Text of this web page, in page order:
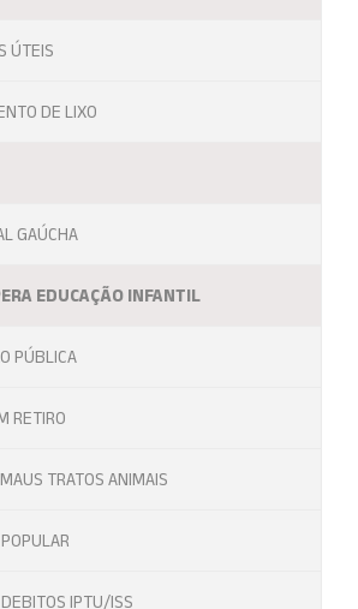
ÚTEIS
DE LIXO
GAÚCHA
EDUCAÇÃO INFANTIL
PÚBLICA
RETIRO
TRATOS ANIMAIS
IPTU/ISS